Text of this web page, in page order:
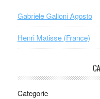
Gabriele Galloni Agosto
Henri Matisse (France)
Categorie